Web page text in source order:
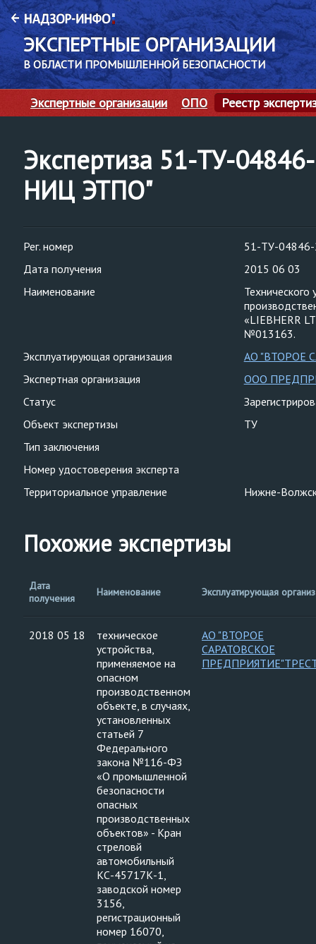
ЭКСПЕРТНЫЕ ОРГАНИЗАЦИИ
В ОБЛАСТИ ПРОМЫШЛЕННОЙ БЕЗОПАСНОСТИ
Экспертные организации ОПО Реестр
Экспертиза 51-ТУ-
НИЦ ЭТПО"
Рег. номер
51-ТУ-
Дата получения
2015 06 03
Наименование
Технического
«LIEBHERR
№013163.
Эксплуатирующая организация
АО "ВТОРОЕ
Экспертная организация
ООО
Статус
Объект экспертизы
ТУ
Тип заключения
Номер удостоверения эксперта
Территориальное управление
Нижне-
Похожие экспертизы
Дата
получения
Наименование Эксплуатирующая
2018 05 18
техническое
устройства,
применяемое на
опасном
производственном
объекте, в случаях,
установленных
статьей 7
Федерального
закона №116-ФЗ
«О промышленной
безопасности
опасных
производственных
объектов» - Кран
стреловй
автомобильный
КС-45717К-1,
заводской номер
3156,
регистрационный
номер 16070,
АО "ВТОРОЕ
САРАТОВСКОЕ